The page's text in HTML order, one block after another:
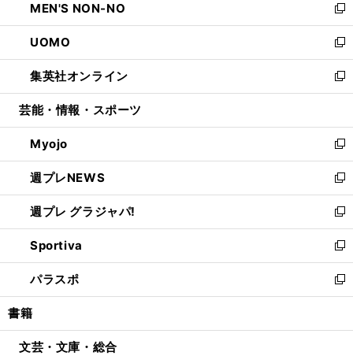
く
で
開
く
ド
ウ
で
開
く
ィ
ン
ド
ウ
で
開
い
ウ
ィ
ン
ド
ウ
開
く
MEN'S NON-NO
新
し
い
ウ
ィ
ン
ウ
で
開
く
UOMO
新
し
い
ウ
ン
ド
ウ
で
開
く
集英社オンライン
新
し
ウ
ィ
ン
ド
ウ
で
開
く
芸能・情報・スポーツ
Myojo
新
し
い
ウ
ィ
ン
ド
ウ
で
開
週プレNEWS
新
し
い
ウ
ィ
ン
ド
ウ
開
週プレ グラジャパ!
新
し
い
ウ
ィ
ン
ウ
Sportiva
新
し
い
ウ
ン
パラスポ
新
し
ウ
書籍
文芸・文庫・総合